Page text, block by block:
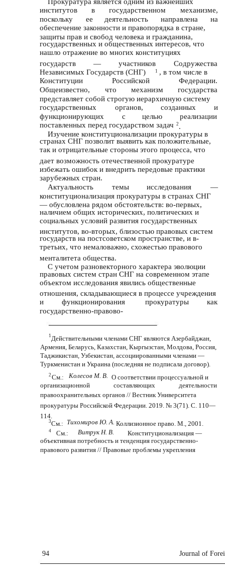
институтов
в государственном
механизме,
поскольку
ее деятельность направлена
на
обеспечение законности и правопорядка в стране,
защиты прав и свобод человека и гражданина,
государственных и общественных интересов, что
нашло отражение во многих конституциях
государств
— участников
Содружества
Независимых Государств (СНГ)
1 , в том числе в
Конституции
Российской
Федерации.
Общеизвестно,
что механизм
государства
представляет собой строгую иерархичную систему
государственных
органов, созданных
и
функционирующих
с целью
реализации
поставленных перед государством задач 2 .
Изучение конституционализации прокуратуры в
странах СНГ позволит выявить как положительные,
так и отрицательные стороны этого процесса, что
дает возможность отечественной прокуратуре
избежать ошибок и внедрить передовые практики
зарубежных стран.
Актуальность
темы исследования
—
конституционализация прокуратуры в странах СНГ
— обусловлена рядом обстоятельств: во-первых,
наличием общих исторических, политических и
социальных условий развития государственных
институтов, во-вторых, близостью правовых систем
государств на постсоветском пространстве, и в-
третьих, что немаловажно, схожестью правового
менталитета общества.
С учетом разновекторного характера эволюции
правовых систем стран СНГ на современном этапе
объектом исследования явились общественные
отношения, складывающиеся в процессе учреждения
и
функционирования прокуратуры
как
государственно-правово-
1Действительными членами СНГ являются Азербайджан,
Армения, Беларусь, Казахстан, Кыргызстан, Молдова, Россия,
Таджикистан, Узбекистан, ассоциированными членами —
Туркменистан и Украина (последняя не подписала договор).
2 См.: Колесов М. В. О соответствии процессуальной и
организационной
составляющих
деятельности
правоохранительных органов // Вестник Университета
прокуратуры Российской Федерации. 2019. № 3(71). С. 110—
114.
3См.: Тихомиров Ю. А. Коллизионное право. М., 2001.
4 См.: Витрук Н. В.
Конституционализация —
объективная потребность и тенденция государственно-
правового развития // Правовые проблемы укрепления
94 Journal of